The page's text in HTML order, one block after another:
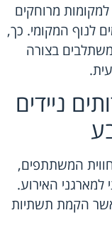
למקומות מרוחקים
לנוף המקומי. כך,
בצורה
ניידים
המשתתפים,
למארגני האירוע.
הקמת תשתיות